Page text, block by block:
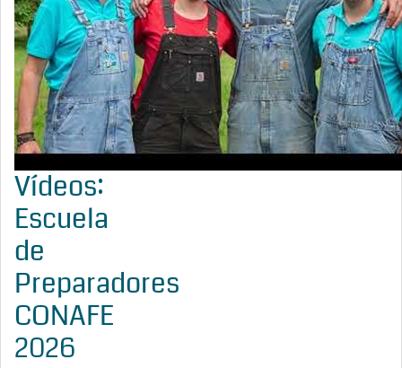
Vídeos:
Escuela
de
Preparadores
CONAFE
2026